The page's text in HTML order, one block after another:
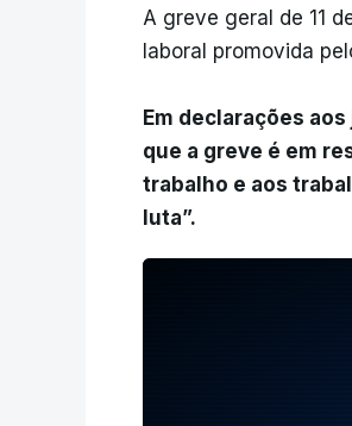
A greve geral de 11
laboral promovida
Em declarações
que a greve é em
trabalho e aos
luta”.